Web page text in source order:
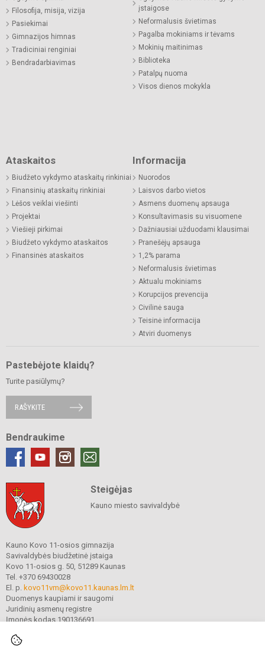
Filosofija, misija, vizija
Pasiekimai
Gimnazijos himnas
Tradiciniai renginiai
Bendradarbiavimas
įstaigose
Neformalusis švietimas
Pagalba mokiniams ir tėvams
Mokinių maitinimas
Biblioteka
Patalpų nuoma
Visos dienos mokykla
Ataskaitos
Biudžeto vykdymo ataskaitų rinkiniai
Finansinių ataskaitų rinkiniai
Lėšos veiklai viešinti
Projektai
Viešieji pirkimai
Biudžeto vykdymo ataskaitos
Finansinės ataskaitos
Informacija
Nuorodos
Laisvos darbo vietos
Asmens duomenų apsauga
Konsultavimasis su visuomene
Dažniausiai užduodami klausimai
Pranešėjų apsauga
1,2% parama
Neformalusis švietimas
Aktualu mokiniams
Korupcijos prevencija
Civilinė sauga
Teisinė informacija
Atviri duomenys
Pastebėjote klaidų?
Turite pasiūlymų?
RAŠYKITE
Bendraukime
Steigėjas
Kauno miesto savivaldybė
Kauno Kovo 11-osios gimnazija
Savivaldybės biudžetinė įstaiga
Kovo 11-osios g. 50, 51289 Kaunas
Tel. +370 69430028
El. p. kovo11vm@kovo11.kaunas.lm.lt
Duomenys kaupiami ir saugomi
Juridinių asmenų registre
Įmonės kodas 190136691